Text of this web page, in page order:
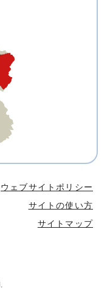
ウェブサイトポリシー
サイトの使い方
サイトマップ